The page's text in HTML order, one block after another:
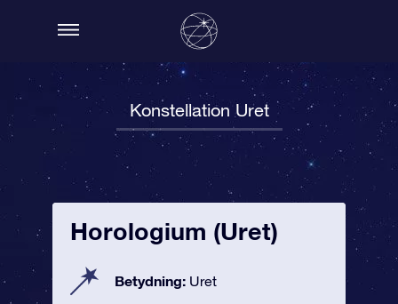
Konstellation Uret
Horologium (Uret)
Betydning: Uret